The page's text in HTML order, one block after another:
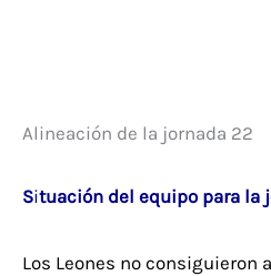
Alineación de la jornada 22
Situación del equipo para la
Los Leones no consiguieron